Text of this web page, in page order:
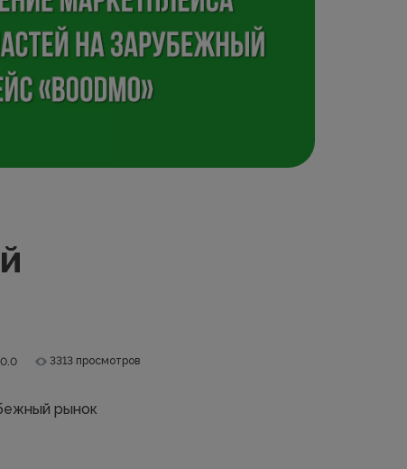
0.0 3313 просмотров
рынок